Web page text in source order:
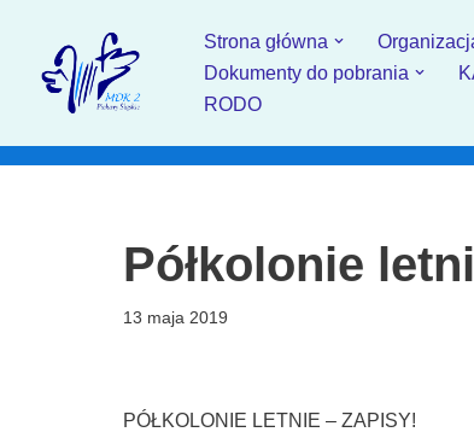
Przejdź
Strona główna
Dokumenty do pobrania
RODO
Półkolonie
13 maja 2019
PÓŁKOLONIE LETNIE – ZAPISY!